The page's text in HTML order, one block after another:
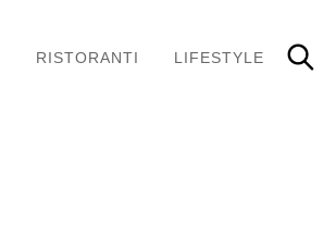
RISTORANTI LIFESTYLE